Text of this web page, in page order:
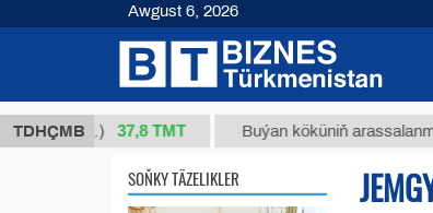
TDHÇMB
1 (kg.) 37,8 ТМТ Buýan köküniň arassalanmadyk
SOŇKY TÄZELIKLER
Awgust 6, 2026